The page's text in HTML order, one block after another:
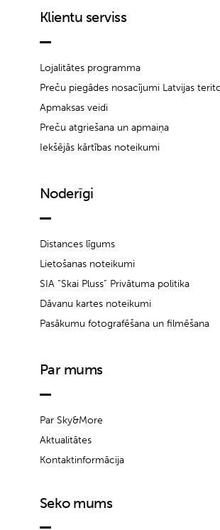
Klientu serviss
Lojalitātes programma
Preču piegādes nosacījumi Latvijas
Apmaksas veidi
Preču atgriešana un apmaiņa
Iekšējās kārtības noteikumi
Noderīgi
Distances līgums
Lietošanas noteikumi
SIA “Skai Pluss” Privātuma politika
Dāvanu kartes noteikumi
Pasākumu fotografēšana un filmēšana
Par mums
Par Sky&More
Aktualitātes
Kontaktinformācija
Seko mums